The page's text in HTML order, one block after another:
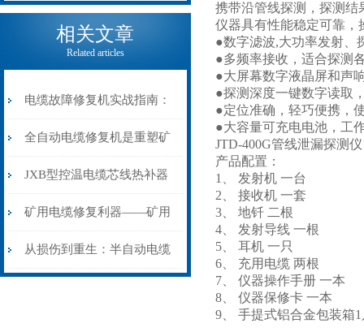
电缆热补机的核心价值
相关文章
Related articles
电缆故障修复机实战指南：
从“盲测”到“精确定点”的三
步作业法
全自动电缆修复机是重塑矿
山电力动脉的“智能外科医
生”
JXB型控温电缆芯线热补器
安装与接线：精准修复的工
艺基石
矿用电缆修复利器——矿用
电缆热补机智能控温，安全
从损伤到重生：半自动电缆
携带沿管线探测，探测结
仪器具有性能稳定可靠，
●数字滤波,大功率发射、
●多频率接收，适合探测
●大屏幕数字液晶屏和声
●探测深度一键数字读取
●定位准确，轻巧便携，
●大容量可充电电池，工
JTD-400G管线泄漏探测仪
产品配置：
1、 发射机 一台
2、 接收机 一套
3、 地钎 二根
4、 发射导线 一根
5、 耳机 一只
6、 充用电缆 两根
7、 仪器操作手册 一本
8、 仪器保修卡 一本
9、 手提式铝合金包装箱1